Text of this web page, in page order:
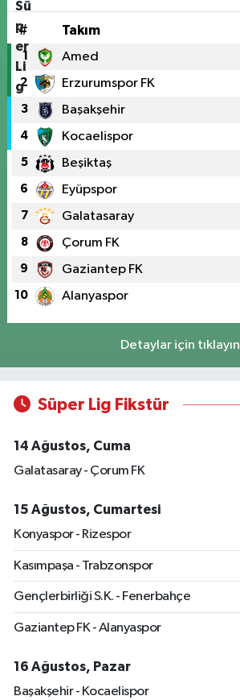
# Takım
1 Amed
2 Erzurumspor FK
3 Başakşehir
4 Kocaelispor
5 Beşiktaş
6 Eyüpspor
7 Galatasaray
8 Çorum FK
9 Gaziantep FK
10 Alanyaspor
Detaylar için tıklayın
Süper Lig Fikstür
14 Ağustos, Cuma
Galatasaray - Çorum FK
15 Ağustos, Cumartesi
Konyaspor - Rizespor
Kasımpaşa - Trabzonspor
Gençlerbirliği S.K. - Fenerbahçe
Gaziantep FK - Alanyaspor
16 Ağustos, Pazar
Başakşehir - Kocaelispor